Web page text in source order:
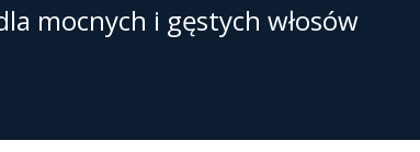
mocnych i gęstych włosów